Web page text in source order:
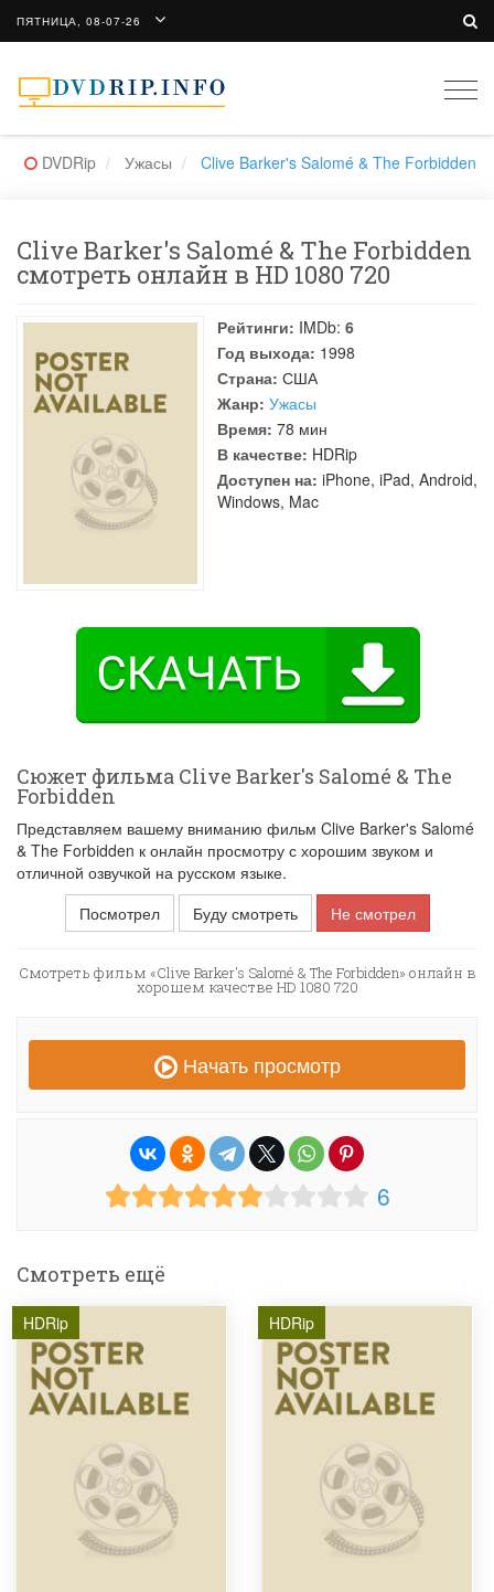
ПЯТНИЦА, 08-07-26
DVDRip Ужасы Clive Barker's Salomé & The Forbidden
Clive Barker's Salomé & The Forbidden
смотреть онлайн в HD 1080 720
Рейтинги: IMDb: 6
Год выхода: 1998
Страна: США
Жанр: Ужасы
Время: 78 мин
В качестве: HDRip
Доступен на: iPhone, iPad, Android,
Windows, Mac
Сюжет фильма Clive Barker's Salomé & The
Forbidden
Представляем вашему вниманию фильм Clive Barker's Salomé
& The Forbidden к онлайн просмотру с хорошим звуком и
отличной озвучкой на русском языке.
Посмотрел
Буду смотреть Не смотрел
Смотреть фильм «Clive Barker's Salomé & The Forbidden» онлайн в
хорошем качестве HD 1080 720
Начать просмотр
6
Смотреть ещё
HDRip HDRip